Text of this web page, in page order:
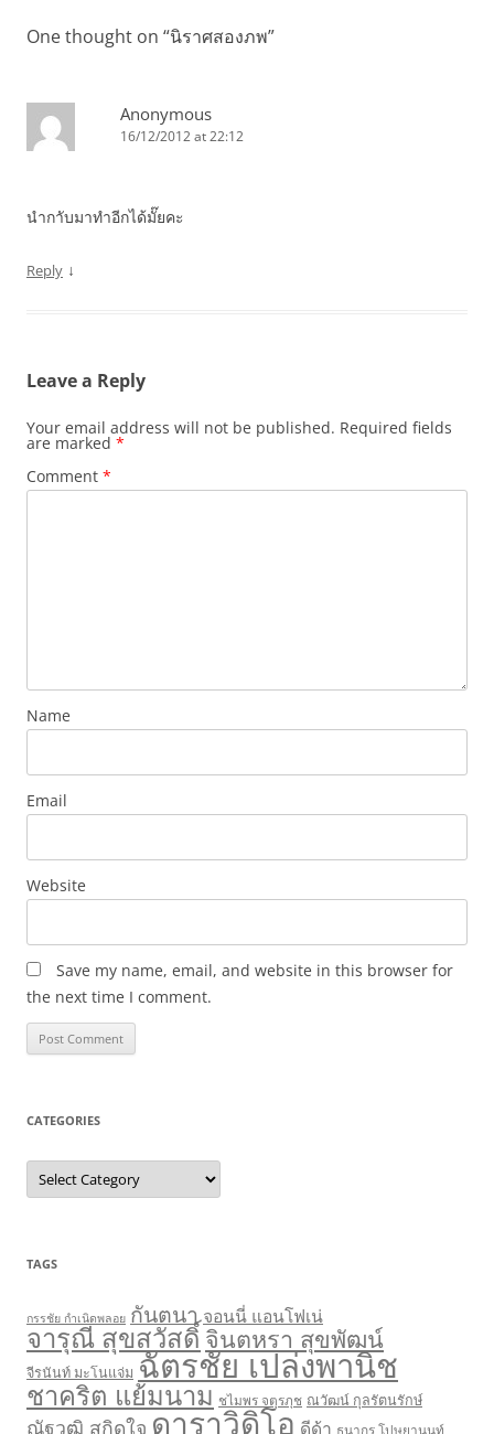
One thought on “นิราศสองภพ”
Anonymous
16/12/2012 at 22:12
นำกาับมาทำอีกได้มั๊ยคะ
Reply ↓
Leave a Reply
Your email address will not be published. Required fields
are marked *
Comment *
Name
Email
Website
Save my name, email, and website in this browser for
the next time I comment.
CATEGORIES
Categories
TAGS
กรรชัย กำเนิดพลอย กันตนา จอนนี่ แอนโฟเน่
จารุณี สุขสวัสดิ์ จินตหรา สุขพัฒน์
จีรนันท์ มะโนแจ่ม ฉัตรชัย เปล่งพานิช
ชาคริต แย้มนาม ชไมพร จตุรภุช ณวัฒน์ กุลรัตนรักษ์
ณัฐวุฒิ สกิดใจ ดาราวิดิโอ ดีด้า ธนากร โปษยานนท์